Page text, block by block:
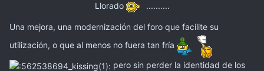
Llorado ..........
Una mejora, una modernización del foro que facilite su
utilización, o que al menos no fuera tan fría
pero sin perder la identidad de los